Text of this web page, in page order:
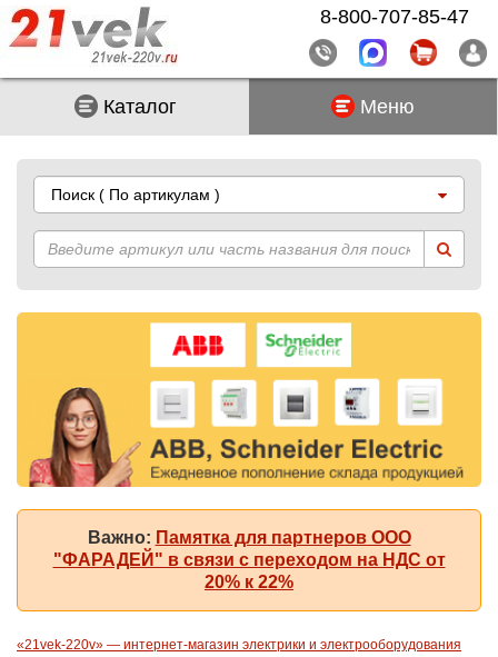
Каталог Меню
Поиск ( По артикулам )
Важно: Памятка для партнеров ООО
"ФАРАДЕЙ" в связи с переходом на НДС от
20% к 22%
«21vek-220v» — интернет-магазин электрики и электрооборудования
8-800-707-85-47